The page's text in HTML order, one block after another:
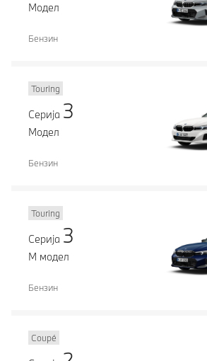
Модел
Бензин
Touring
Серија 3
Модел
Бензин
Touring
Серија 3
М модел
Бензин
Coupé